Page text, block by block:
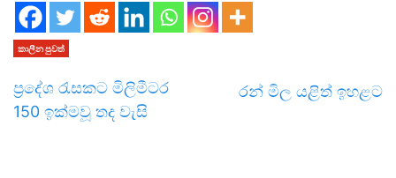
කාලීන පුවත්
ප්‍රදේශ රැසකට මිලිමීටර
150 ඉක්මවූ තද වැසි
රන් මිල යළිත් ඉහළට